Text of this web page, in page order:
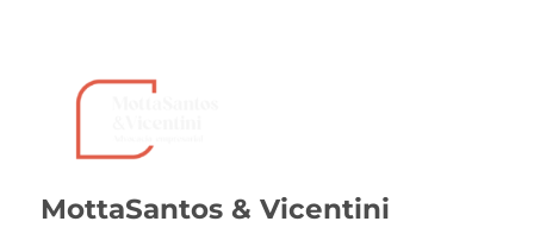
MottaSantos & Vicentini